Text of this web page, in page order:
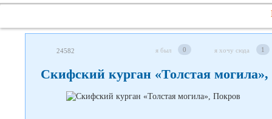
24582 я был 0 я хочу сюда 1
Скифский курган «Толстая